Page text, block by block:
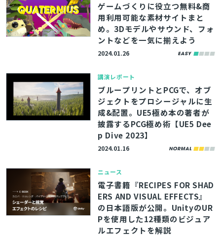
ゲームづくりに役立つ無料&商
用利用可能な素材サイトまと
め。3Dモデルやサウンド、フォ
ントなどを一気に揃えよう
2024.01.26
講演レポート
ブループリントとPCGで、オブ
ジェクトをプロシージャルに生
成&配置。UE5極め本の著者が
披露するPCG極め術【UE5 Dee
p Dive 2023】
2024.01.16
ニュース
電子書籍『RECIPES FOR SHAD
ERS AND VISUAL EFFECTS』
の日本語版が公開。UnityのUR
Pを使用した12種類のビジュア
ルエフェクトを解説
検索